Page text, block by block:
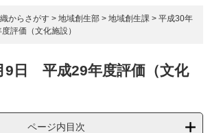
象
からさがす > 地域創生部 > 地域創生課 > 平成30年
評価（文化施設）
9日 平成29年度評価（文化
ページ内目次